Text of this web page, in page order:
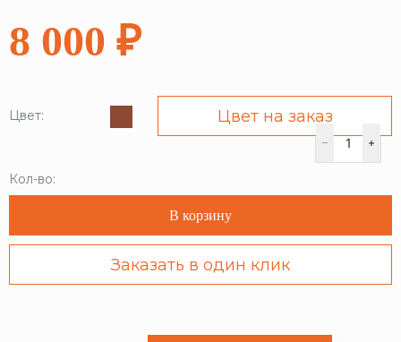
8 000 ₽
Цвет: Цвет на заказ
Кол-во:
В корзину
Заказать в один клик